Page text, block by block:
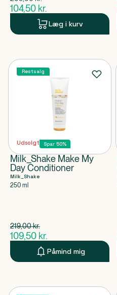
$gammel pris
$nuværende pris
104,50 kr.
Læg i kurv
Restsalg
Udsolgt Spar 50%
Milk_Shake Make My
Day Conditioner
Milk_Shake
250 ml
$gammel pris
219,00kr.
Spar 109,50 kr.
$nuværende pris
109,50 kr.
Påmind mig